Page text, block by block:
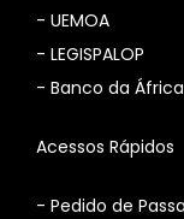
- UEMOA
- LEGISPALOP
- Banco da
Acessos Rápidos
- Pedido de